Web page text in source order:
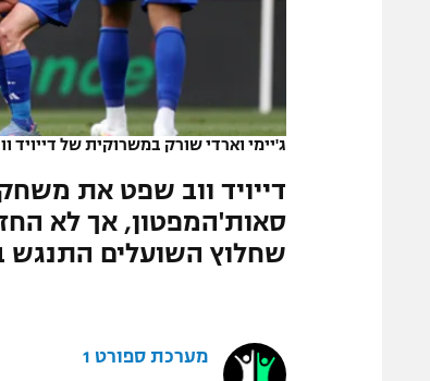
הצטרפות לחבילת הערוצים
לוח דרושים – ג'ובנט
המגזין
ג'יימי וארדי שורק במשרוקית של
דייויד ווב שפט את
שחלוץ השועלים התנגש
מערכת ספורט 1